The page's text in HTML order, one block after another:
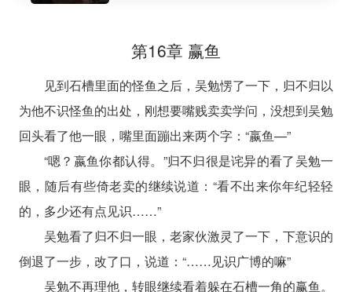
第16章 赢鱼
见到石槽里面的怪鱼之后，吴勉愣了一下，归不归以
为他不识怪鱼的出处，刚想要嘴贱卖卖学问，没想到吴勉
回头看了他一眼，嘴里面蹦出来两个字：“嬴鱼—”
“嗯？嬴鱼你都认得。”归不归很是诧异的看了吴勉一
眼，随后有些倚老卖的继续说道：“看不出来你年纪轻轻
的，多少还有点见识……”
吴勉看了归不归一眼，老家伙激灵了一下，下意识的
倒退了一步，改了口，说道：“……见识广博的嘛”
吴勉不再理他，转眼继续看着躲在石槽一角的赢鱼。